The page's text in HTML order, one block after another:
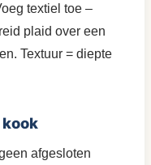
textiel toe –
plaid over een
Textuur = diepte
afgesloten